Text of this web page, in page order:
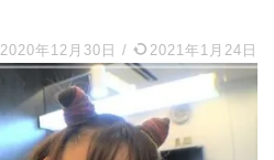
2020年12月30日 / 2021年1月24日